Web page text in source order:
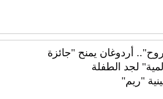
أردوغان يمنح "جائزة
لجد الطفلة
"ريم"